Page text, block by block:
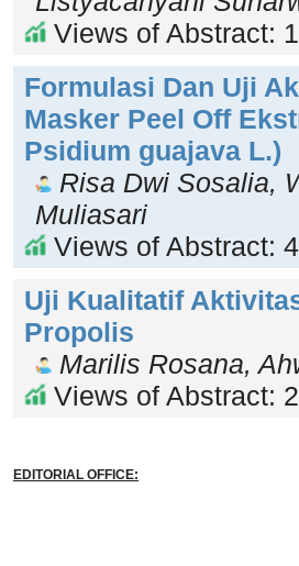
Views of Abstract:
Formulasi Dan Uji
Masker Peel Off
Psidium guajava L.)
Risa Dwi Sosalia,
Muliasari
Views of Abstract:
Uji Kualitatif
Propolis
Marilis Rosana,
Views of Abstract:
EDITORIAL OFFICE: